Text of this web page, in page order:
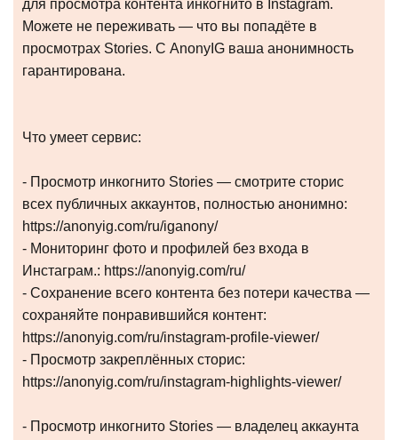
для просмотра контента инкогнито в Instagram.
Можете не переживать — что вы попадёте в
просмотрах Stories. С AnonyIG ваша анонимность
гарантирована.
Что умеет сервис:
- Просмотр инкогнито Stories — смотрите сторис
всех публичных аккаунтов, полностью анонимно:
https://anonyig.com/ru/iganony/
- Мониторинг фото и профилей без входа в
Инстаграм.: https://anonyig.com/ru/
- Сохранение всего контента без потери качества —
сохраняйте понравившийся контент:
https://anonyig.com/ru/instagram-profile-viewer/
- Просмотр закреплённых сторис:
https://anonyig.com/ru/instagram-highlights-viewer/
- Просмотр инкогнито Stories — владелец аккаунта